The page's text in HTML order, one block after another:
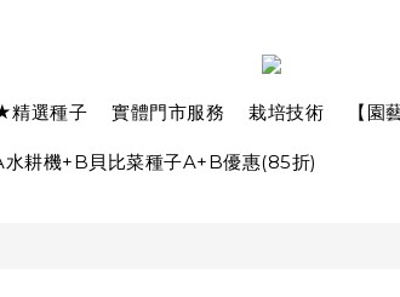
精選種子 實體門市服務 栽培技術 【園
耕機+B貝比菜種子A+B優惠(85折)